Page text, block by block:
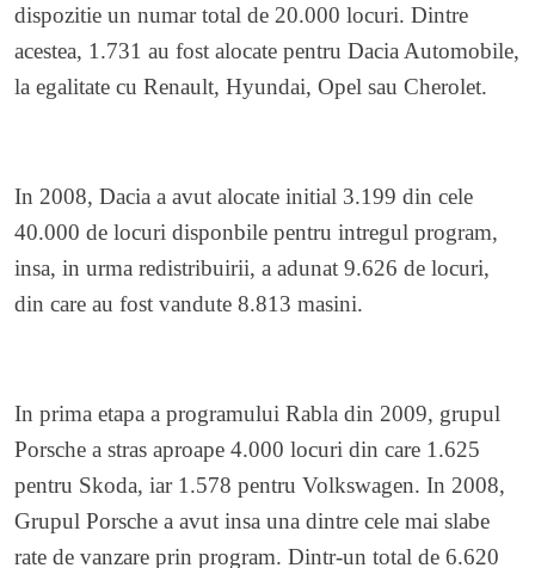
dispozitie un numar total de 20.000 locuri. Dintre
acestea, 1.731 au fost alocate pentru Dacia Automobile,
la egalitate cu Renault, Hyundai, Opel sau Cherolet.
In 2008, Dacia a avut alocate initial 3.199 din cele
40.000 de locuri disponbile pentru intregul program,
insa, in urma redistribuirii, a adunat 9.626 de locuri,
din care au fost vandute 8.813 masini.
In prima etapa a programului Rabla din 2009, grupul
Porsche a stras aproape 4.000 locuri din care 1.625
pentru Skoda, iar 1.578 pentru Volkswagen. In 2008,
Grupul Porsche a avut insa una dintre cele mai slabe
rate de vanzare prin program. Dintr-un total de 6.620